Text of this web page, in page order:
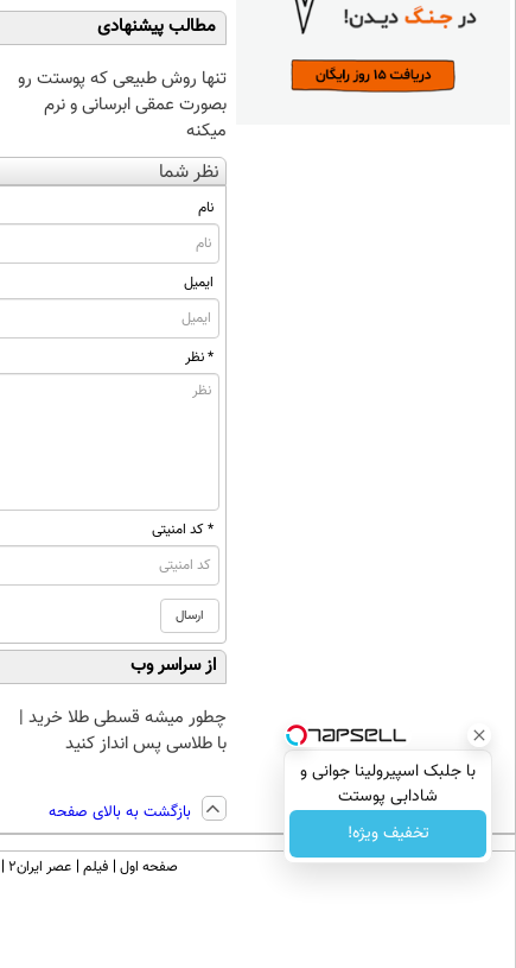
مطالب پیشنهادی
تنها روش طبیعی که پوستت رو
بصورت عمقی ابرسانی و نرم
میکنه
نظر شما
نام
ایمیل
* نظر
* کد امنیتی
از سراسر وب
چطور میشه قسطی طلا خرید |
با طلاسی پس انداز کنید
بازگشت به بالای صفحه
با جلبک اسپیرولینا جوانی و
شادابی پوستت
تضمینه50%تخفیف
تخفیف ویژه!
صفحه اول فیلم عصر ایران۲